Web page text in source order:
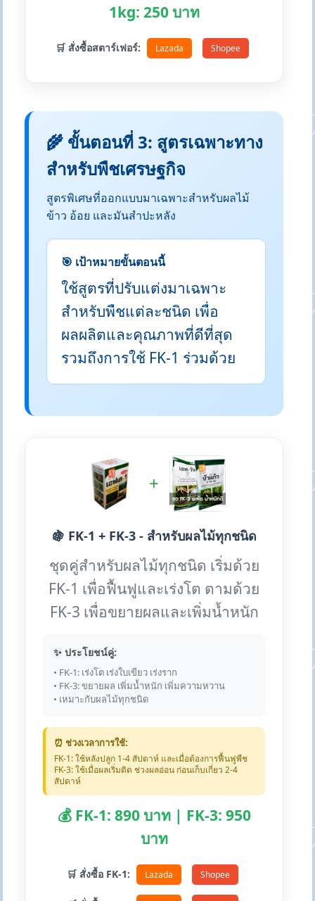
1kg: 250 บาท
🛒 สั่งซื้อสตาร์เฟอร์: Lazada Shopee
🌾 ขั้นตอนที่ 3: สูตรเฉพาะทาง
สำหรับพืชเศรษฐกิจ
สูตรพิเศษที่ออกแบบมาเฉพาะสำหรับผลไม้
ข้าว อ้อย และมันสำปะหลัง
🎯 เป้าหมายขั้นตอนนี้
ใช้สูตรที่ปรับแต่งมาเฉพาะ
สำหรับพืชแต่ละชนิด เพื่อ
ผลผลิตและคุณภาพที่ดีที่สุด
รวมถึงการใช้ FK-1 ร่วมด้วย
+
🍇 FK-1 + FK-3 - สำหรับผลไม้ทุกชนิด
ชุดคู่สำหรับผลไม้ทุกชนิด เริ่มด้วย
FK-1 เพื่อฟื้นฟูและเร่งโต ตามด้วย
FK-3 เพื่อขยายผลและเพิ่มน้ำหนัก
✨ ประโยชน์คู่:
• FK-1: เร่งโต เร่งใบเขียว เร่งราก
• FK-3: ขยายผล เพิ่มน้ำหนัก เพิ่มความหวาน
• เหมาะกับผลไม้ทุกชนิด
⏰ ช่วงเวลาการใช้:
FK-1: ใช้หลังปลูก 1-4 สัปดาห์ และเมื่อต้องการฟื้นฟูพืช
FK-3: ใช้เมื่อผลเริ่มติด ช่วงผลอ่อน ก่อนเก็บเกี่ยว 2-4
สัปดาห์
💰 FK-1: 890 บาท | FK-3: 950
บาท
🛒 สั่งซื้อ FK-1: Lazada Shopee